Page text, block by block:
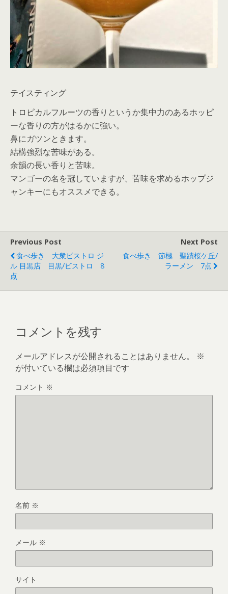
テイスティング
トロピカルフルーツの香りというか集中力のあるホッピ
ーな香りの方がはるかに強い。
鼻にガツンときます。
結構強烈な苦味がある。
余韻の長い香りと苦味。
マンゴーの名を冠していますが、苦味を求めるホップジ
ャンキーにもオススメできる。
Previous Post
食べ歩き 大衆ビストロ ジ
ル 目黒店 目黒/ビストロ 8
点
Next Post
食べ歩き 節極 聖蹟桜ケ丘/
ラーメン 7点
コメントを残す
メールアドレスが公開されることはありません。
※
が付いている欄は必須項目です
コメント ※
名前 ※
メール ※
サイト